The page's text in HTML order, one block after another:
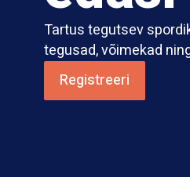
Tartus tegutsev
tegusad, võimekad
Registreeri